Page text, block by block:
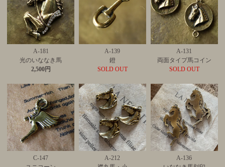
A-181
光のいななき馬
2,500円
A-139
鐙
SOLD OUT
A-131
両面タイプ馬コイン
SOLD OUT
C-147
A-212
A-136